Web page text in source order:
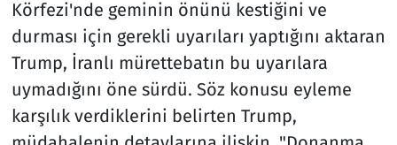
Körfezi'nde geminin önünü kestiğini ve
durması için gerekli uyarıları yaptığını aktaran
Trump, İranlı mürettebatın bu uyarılara
uymadığını öne sürdü. Söz konusu eyleme
karşılık verdiklerini belirten Trump,